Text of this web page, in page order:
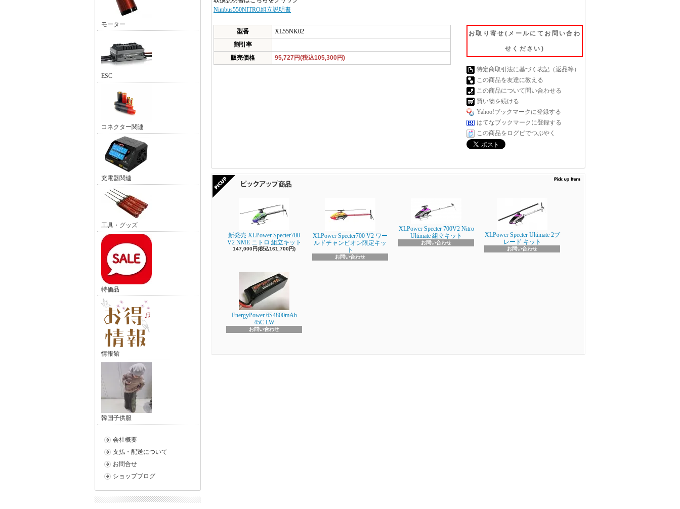
モーター
ESC
コネクター関連
充電器関連
工具・グッズ
特価品
情報館
韓国子供服
会社概要
支払・配送について
お問合せ
ショップブログ
Nimbus550NITRO組立説明書
型番
XL55NK02
割引率
販売価格
95,727円(税込105,300円)
お取り寄せ(メールにてお問い合わ
せください)
特定商取引法に基づく表記（返品等）
この商品を友達に教える
この商品について問い合わせる
買い物を続ける
Yahoo!ブックマークに登録する
はてなブックマークに登録する
この商品をログピでつぶやく
新発売 XLPower Specter700
V2 NME ニトロ 組立キット
147,000円(税込161,700円)
XLPower Specter700 V2 ワー
ルドチャンピオン限定キッ
ト
お問い合わせ
XLPower Specter 700V2 Nitro
Ultimate 組立キット
お問い合わせ
XLPower Specter Ultimate 2ブ
レード キット
お問い合わせ
EnergyPower 6S4800mAh
45C LW
お問い合わせ